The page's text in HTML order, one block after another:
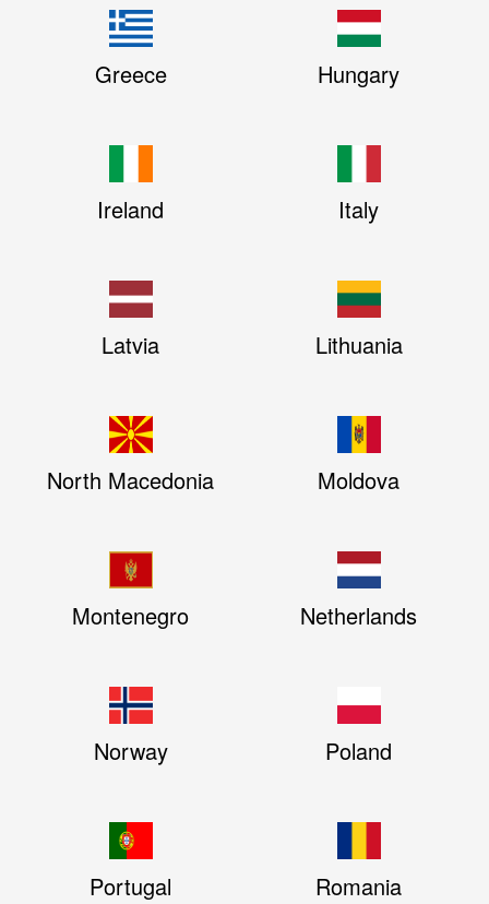
Greece Hungary
Ireland Italy
Latvia Lithuania
North Macedonia Moldova
Montenegro Netherlands
Norway Poland
Portugal Romania